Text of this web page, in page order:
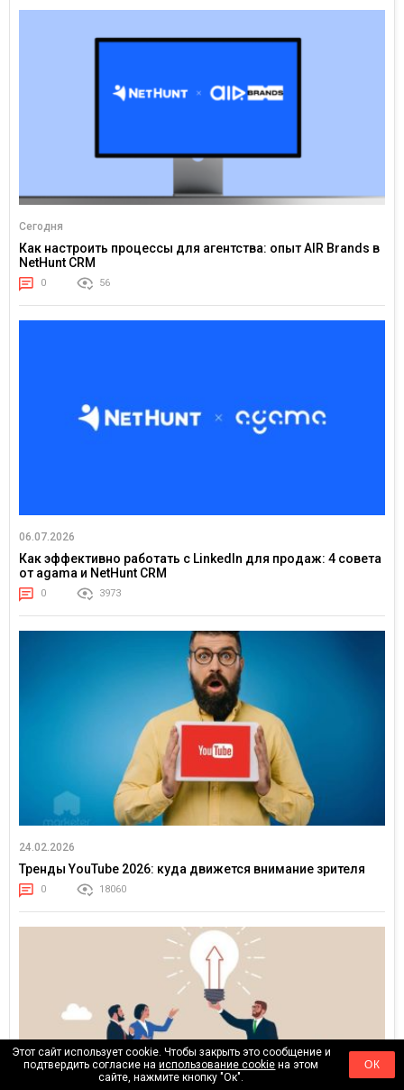
Сегодня
Как настроить процессы для агентства: опыт AIR Brands в
NetHunt CRM
0 56
06.07.2026
Как эффективно работать с LinkedIn для продаж: 4 совета
от agama и NetHunt CRM
0 3973
24.02.2026
Тренды YouTube 2026: куда движется внимание зрителя
0 18060
Этот сайт использует cookie. Чтобы закрыть это сообщение и
подтвердить согласие наиспользование cookie на этом
сайте, нажмите кнопку "Ок".
ОК